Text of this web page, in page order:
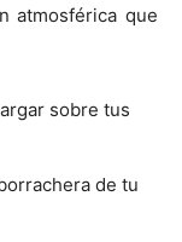
atmosférica que
sobre tus
de tu